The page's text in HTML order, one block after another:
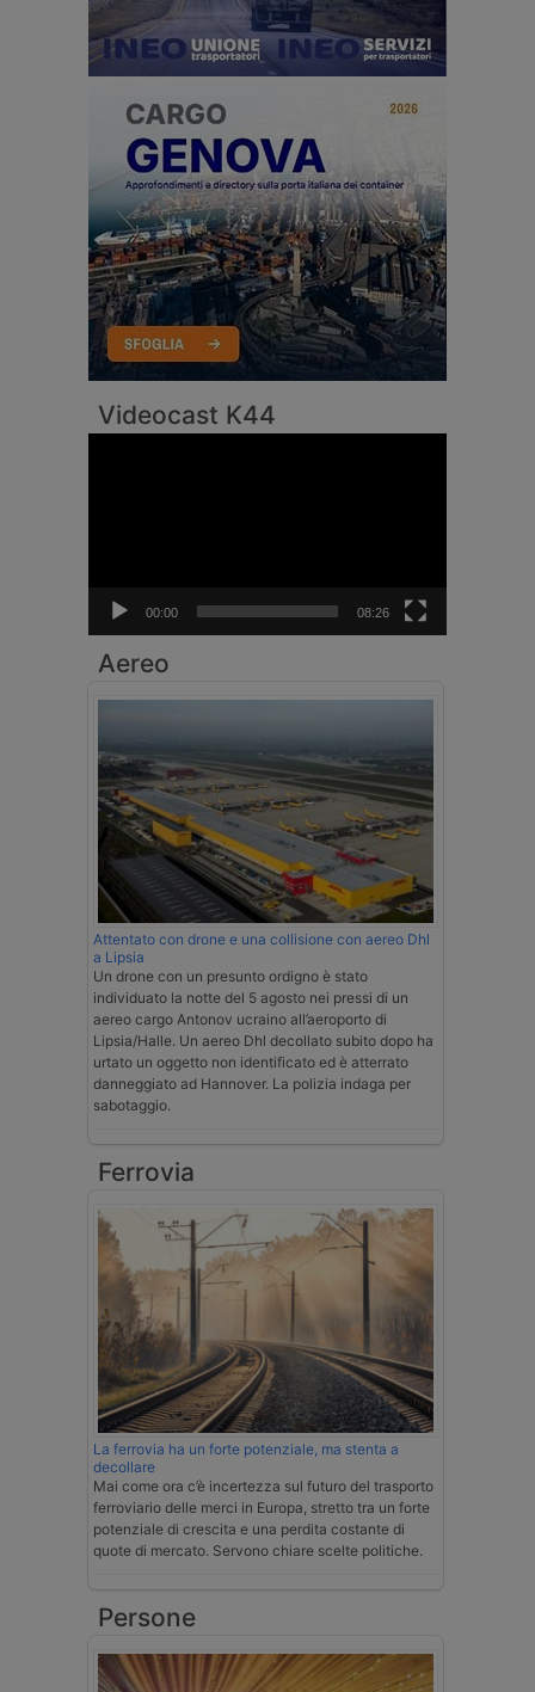
Videocast K44
00:00 08:26
Aereo
Attentato con drone e una collisione con aereo Dhl
a Lipsia
Un drone con un presunto ordigno è stato
individuato la notte del 5 agosto nei pressi di un
aereo cargo Antonov ucraino all’aeroporto di
Lipsia/Halle. Un aereo Dhl decollato subito dopo ha
urtato un oggetto non identificato ed è atterrato
danneggiato ad Hannover. La polizia indaga per
sabotaggio.
Ferrovia
La ferrovia ha un forte potenziale, ma stenta a
decollare
Mai come ora c’è incertezza sul futuro del trasporto
ferroviario delle merci in Europa, stretto tra un forte
potenziale di crescita e una perdita costante di
quote di mercato. Servono chiare scelte politiche.
Persone